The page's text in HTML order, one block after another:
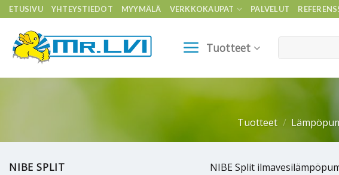
Skip
to
content
ETUSIVU YHTEYSTIEDOT MYYMÄLÄ VERKKOKAUPAT PALVELUT
Tuotteet
Tuotteet /
NIBE SPLIT
NIBE Split